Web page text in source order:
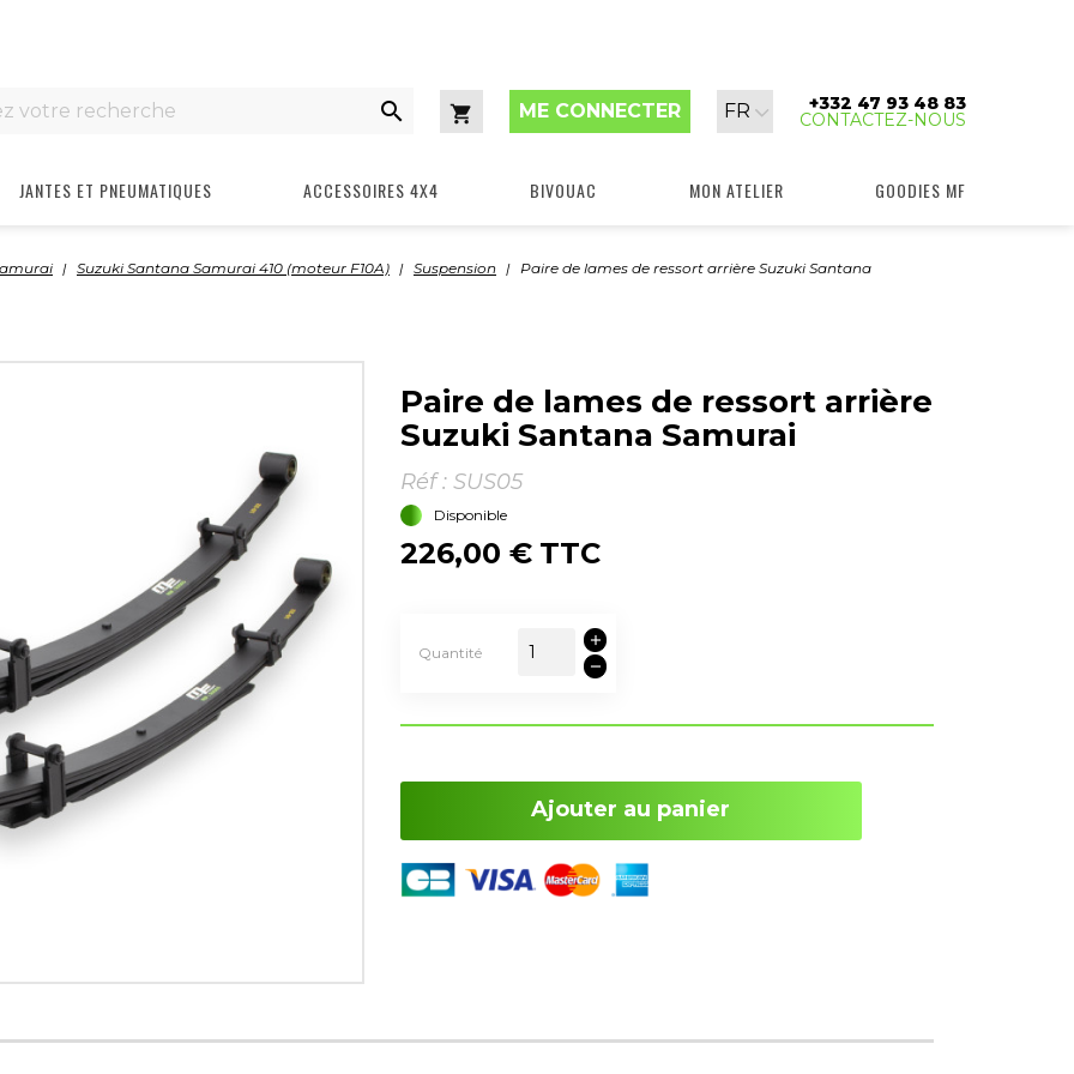

Panier
ME CONNECTER
Langue
:
FR +332 47 93 48 83
CONTACTEZ-NOUS
JANTES ET PNEUMATIQUES ACCESSOIRES 4X4 BIVOUAC MON ATELIER GOODIES MF
Suzuki Santana Samurai 410 (moteur F10A) Suspension Paire de lames de ressort arrière Suzuki Santana
Paire de lames de ressort arrière
Suzuki Santana Samurai
Réf : SUS05
Disponible
226,00 € TTC
Quantité
Ajouter au panier